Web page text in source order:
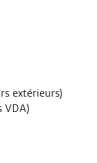
extérieurs)
VDA)